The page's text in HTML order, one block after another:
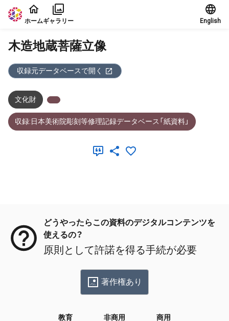
本文に飛ぶ
ホームギャラリー English
木造地蔵菩薩立像
収録元データベースで開く
文化財
収録:日本美術院彫刻等修理記録データベース「紙資料」
どうやったらこの資料のデジタルコンテンツを
使えるの？
原則として許諾を得る手続が必要
著作権あり
教育 非商用 商用